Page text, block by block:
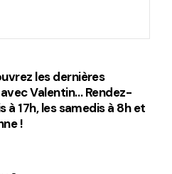
les dernières
Valentin… Rendez-
17h, les samedis à 8h et
!